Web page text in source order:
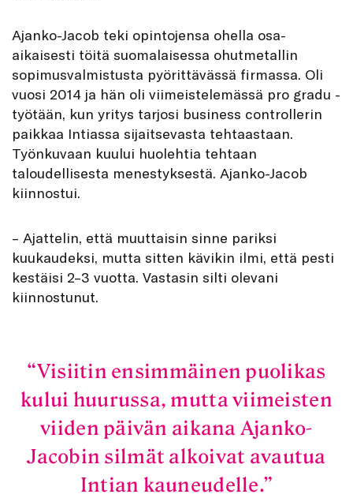
Ajanko-Jacob teki opintojensa ohella osa-
aikaisesti töitä suomalaisessa ohutmetallin
sopimusvalmistusta pyörittävässä firmassa. Oli
vuosi 2014 ja hän oli viimeistelemässä pro gradu -
työtään, kun yritys tarjosi business controllerin
paikkaa Intiassa sijaitsevasta tehtaastaan.
Työnkuvaan kuului huolehtia tehtaan
taloudellisesta menestyksestä. Ajanko-Jacob
kiinnostui.
– Ajattelin, että muuttaisin sinne pariksi
kuukaudeksi, mutta sitten kävikin ilmi, että pesti
kestäisi 2–3 vuotta. Vastasin silti olevani
kiinnostunut.
Visiitin ensimmäinen puolikas
kului huurussa, mutta viimeisten
viiden päivän aikana Ajanko-
Jacobin silmät alkoivat avautua
Intian kauneudelle.